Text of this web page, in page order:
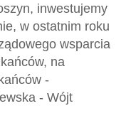
inwestujemy
w ostatnim roku
wsparcia
na
-
- Wójt